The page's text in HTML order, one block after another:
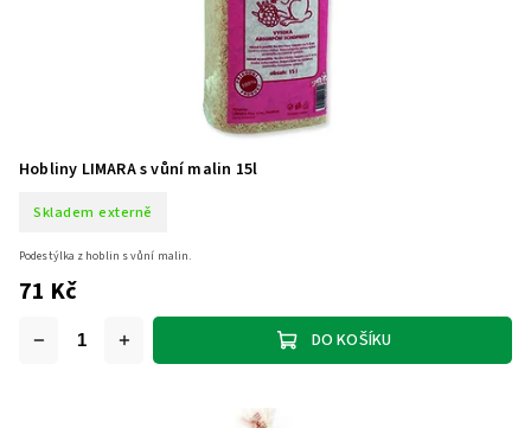
Hobliny LIMARA s vůní malin 15l
Skladem externě
71 Kč
DO KOŠÍKU
Podestýlka z hoblin s vůní malin.